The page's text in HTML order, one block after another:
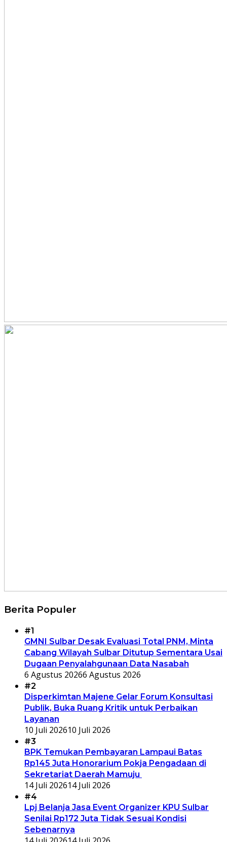
Berita Populer
#1
GMNI Sulbar Desak Evaluasi Total PNM, Minta
Cabang Wilayah Sulbar Ditutup Sementara Usai
Dugaan Penyalahgunaan Data Nasabah
6 Agustus 20266 Agustus 2026
#2
Disperkimtan Majene Gelar Forum Konsultasi
Publik, Buka Ruang Kritik untuk Perbaikan
Layanan
10 Juli 202610 Juli 2026
#3
BPK Temukan Pembayaran Lampaui Batas
Rp145 Juta Honorarium Pokja Pengadaan di
Sekretariat Daerah Mamuju
14 Juli 202614 Juli 2026
#4
Lpj Belanja Jasa Event Organizer KPU Sulbar
Senilai Rp172 Juta Tidak Sesuai Kondisi
Sebenarnya